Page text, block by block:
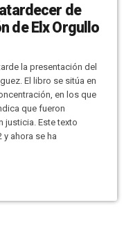
de
de Elx Orgullo
la presentación del
El libro se sitúa en
en los que
que fueron
justicia. Este texto
ahora se ha